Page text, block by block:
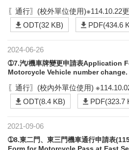
〖通行〗(校外單位使用)※114.10.22
ODT(32 KB)
PDF(434.6
2024-06-26
➀7.汽/機車牌變更申請表Application
Motorcycle Vehicle number change.
〖通行〗(校內外單位使用)
ODT(8.4 KB)
PDF(323.7
2021-09-06
➀8.東二門、東三門機車通行申請表
Form for Motorcycle Pass at East